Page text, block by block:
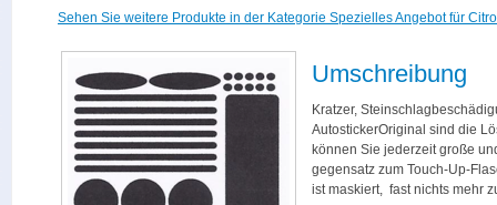
Sehen Sie weitere Produkte in der Kategorie Spezielles Angebot für
Umschreibung
Kratzer,
AutostickerOriginal sind die
können Sie jederzeit große
gegensatz zum Touch-Up-
ist maskiert, fast nichts mehr